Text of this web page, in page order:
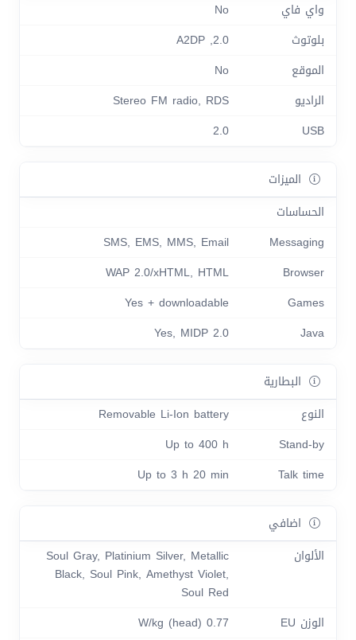
واي فاي
No
بلوتوث
2.0, A2DP
الموقع
No
الراديو
Stereo FM radio, RDS
USB
2.0
الميزات
الحساسات
Messaging
SMS, EMS, MMS, Email
Browser
WAP 2.0/xHTML, HTML
Games
Yes + downloadable
Java
Yes, MIDP 2.0
البطارية
النوع
Removable Li-Ion battery
Stand-by
Up to 400 h
Talk time
Up to 3 h 20 min
اضافي
الألوان
Soul Gray, Platinium Silver, Metallic
Black, Soul Pink, Amethyst Violet,
Soul Red
الوزن EU
0.77 W/kg (head)